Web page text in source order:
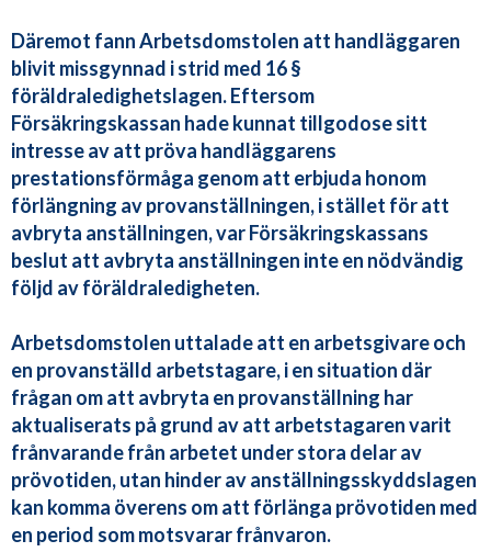
Däremot fann Arbetsdomstolen att handläggaren
blivit missgynnad i strid med 16 §
föräldraledighetslagen. Eftersom
Försäkringskassan hade kunnat tillgodose sitt
intresse av att pröva handläggarens
prestationsförmåga genom att erbjuda honom
förlängning av provanställningen, i stället för att
avbryta anställningen, var Försäkringskassans
beslut att avbryta anställningen inte en nödvändig
följd av föräldraledigheten.
Arbetsdomstolen uttalade att en arbetsgivare och
en provanställd arbetstagare, i en situation där
frågan om att avbryta en provanställning har
aktualiserats på grund av att arbetstagaren varit
frånvarande från arbetet under stora delar av
prövotiden, utan hinder av anställningsskyddslagen
kan komma överens om att förlänga prövotiden med
en period som motsvarar frånvaron.